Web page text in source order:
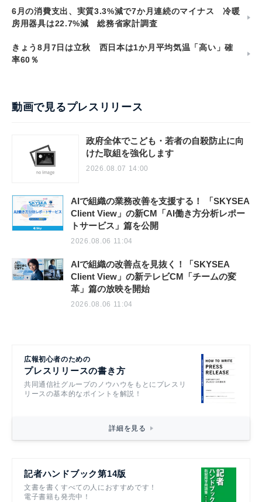
6月の消費支出、実質3.3%減で7か月連続のマイナス 冷暖
房用器具は22.7%減 総務省家計調査
きょう8月7日は立秋 西日本は1か月平均気温「高い」確
率60％
動画で見るプレスリリース
政府全体でこども・若者の自殺防止に向
けた取組を強化します
2026.08.07 14:00
AIで組織の業務改善を支援する！ 「SKYSEA
Client View」の新CM「AI働き方分析レポー
トサービス」篇を公開
2026.08.06 11:04
AIで組織の改善点を見抜く！「SKYSEA
Client View」の新テレビCM「チームの変
革」篇の放映を開始
2026.08.06 11:04
広報初心者のための
プレスリリースの書き方
共同通信社グループのノウハウをもとにプレスリ
リースの基本的なポイントを解説！
詳細を見る
記者ハンドブック第14版
文書を書くすべての人におすすめです！
電子書籍も発売中！